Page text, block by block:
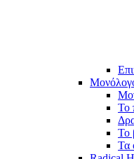
Το
Το
Τα